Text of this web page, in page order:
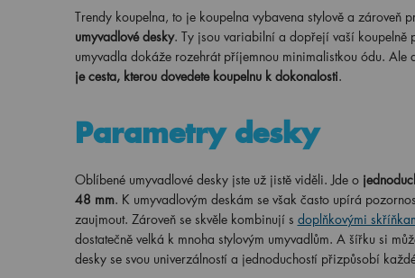
Trendy koupelna, to je koupelna vybavena stylově a zároveň
umyvadlové desky. Ty jsou variabilní a dopřejí vaší koupelně
umyvadla dokáže rozehrát příjemnou minimalistkou ódu. Ale
je cesta, kterou dovedete koupelnu k dokonalosti.
Parametry desky
Oblíbené umyvadlové desky jste už jistě viděli. Jde o
48 mm. K umyvadlovým deskám se však často upírá
zaujmout. Zároveň se skvěle kombinují s doplňkovými
dostatečně velká k mnoha stylovým umyvadlům. A šířku si
desky se svou univerzálností a jednoduchostí přizpůsobí